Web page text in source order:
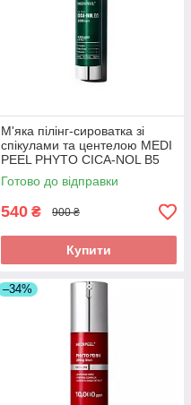
М'яка пілінг-сироватка зі
спікулами та центелою MEDI
PEEL PHYTO CICA-NOL B5
3000 SHOT SERUM 50мл
Готово до відправки
540 ₴ 900 ₴
Купити
–34%